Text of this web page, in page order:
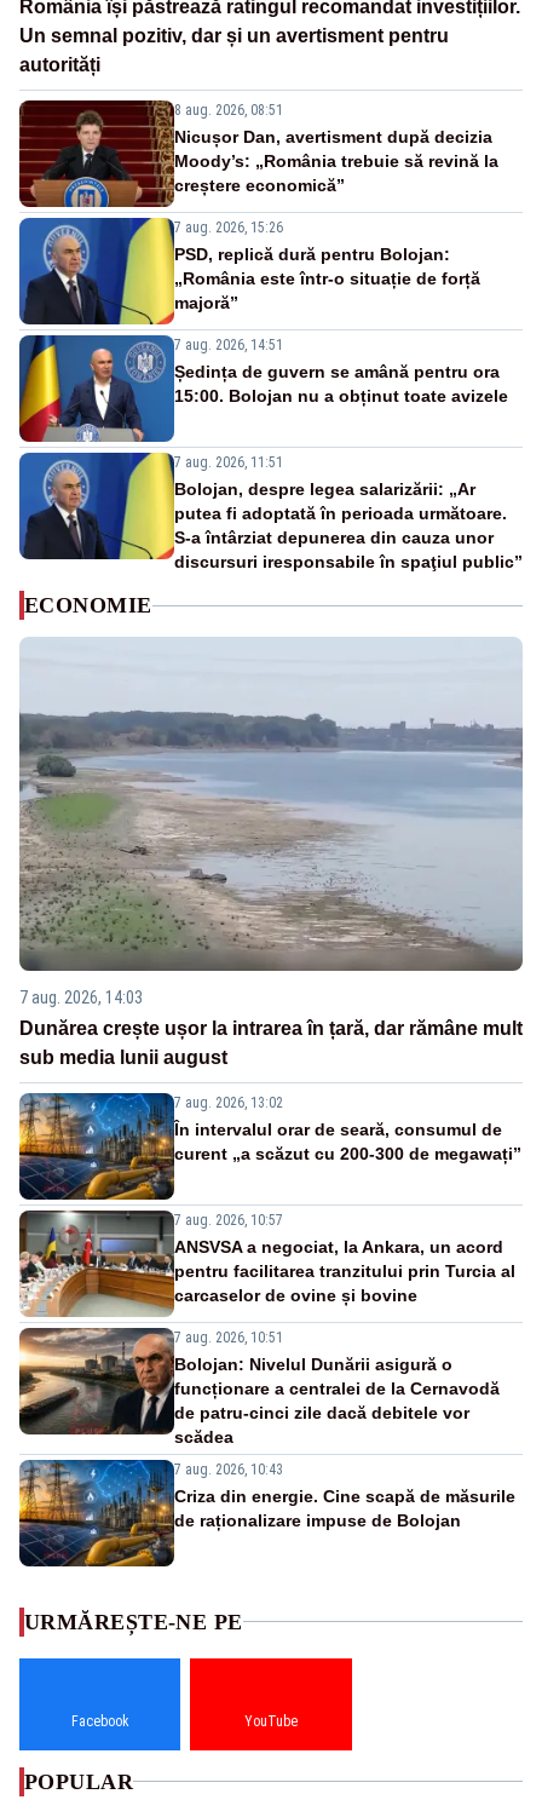
România își păstrează ratingul recomandat investițiilor.
Un semnal pozitiv, dar și un avertisment pentru
autorități
8 aug. 2026, 08:51
Nicușor Dan, avertisment după decizia
Moody’s: „România trebuie să revină la
creștere economică”
7 aug. 2026, 15:26
PSD, replică dură pentru Bolojan:
„România este într-o situație de forță
majoră”
7 aug. 2026, 14:51
Ședința de guvern se amână pentru ora
15:00. Bolojan nu a obținut toate avizele
7 aug. 2026, 11:51
Bolojan, despre legea salarizării: „Ar
putea fi adoptată în perioada următoare.
S-a întârziat depunerea din cauza unor
discursuri iresponsabile în spaţiul public”
ECONOMIE
7 aug. 2026, 14:03
Dunărea crește ușor la intrarea în țară, dar rămâne mult
sub media lunii august
7 aug. 2026, 13:02
În intervalul orar de seară, consumul de
curent „a scăzut cu 200-300 de megawați”
7 aug. 2026, 10:57
ANSVSA a negociat, la Ankara, un acord
pentru facilitarea tranzitului prin Turcia al
carcaselor de ovine și bovine
7 aug. 2026, 10:51
Bolojan: Nivelul Dunării asigură o
funcționare a centralei de la Cernavodă
de patru-cinci zile dacă debitele vor
scădea
7 aug. 2026, 10:43
Criza din energie. Cine scapă de măsurile
de raționalizare impuse de Bolojan
URMĂREȘTE-NE PE
Facebook YouTube
POPULAR